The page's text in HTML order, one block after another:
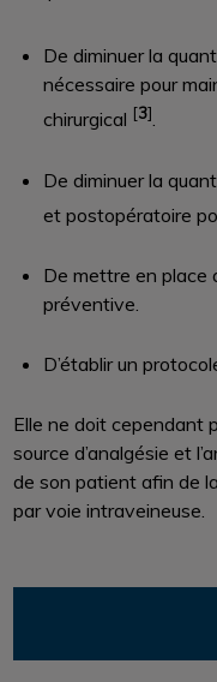
De diminuer la
nécessaire pour
chirurgical [3].
De diminuer la
et postopératoire
De mettre en place
préventive.
D’établir un
Elle ne doit cependant
source d’analgésie et
de son patient afin de
par voie intraveineuse.